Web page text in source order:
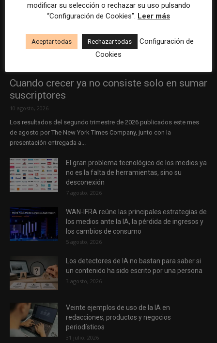
Cuando crecer ya no consiste solo en sumar
suscriptores
10 agosto, 2026
Los resultados del segundo trimestre de 2026 publicados este mes
de agosto por The New York Times Company, junto con la
presentación entregada a...
El gran problema tecnológico de los medios ya
no es la falta de herramientas, sino su
desconexión
7 agosto, 2026
WAN-IFRA reúne las principales estrategias de
los medios ante la IA, la pérdida de ingresos y
los cambios de consumo
5 agosto, 2026
Los detectores de IA no bastan para saber si
un contenido ha sido escrito por una persona
3 agosto, 2026
Veinte ejemplos de uso de la IA en
redacciones, productos y negocios
periodísticos
31 julio, 2026
modificar su selección o rechazar su uso pulsando
“Configuración de Cookies”. Leer más
Aceptar todas Rechazar todas
Configuración de
Cookies